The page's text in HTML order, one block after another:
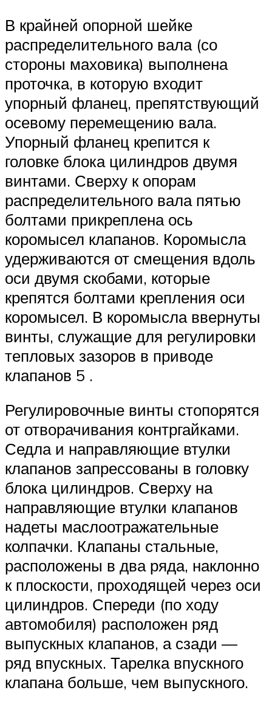
В крайней опорной шейке
распределительного вала (со
стороны маховика) выполнена
проточка, в которую входит
упорный фланец, препятствующий
осевому перемещению вала.
Упорный фланец крепится к
головке блока цилиндров двумя
винтами. Сверху к опорам
распределительного вала пятью
болтами прикреплена ось
коромысел клапанов. Коромысла
удерживаются от смещения вдоль
оси двумя скобами, которые
крепятся болтами крепления оси
коромысел. В коромысла ввернуты
винты, служащие для регулировки
тепловых зазоров в приводе
клапанов 5 .
Регулировочные винты стопорятся
от отворачивания контргайками.
Седла и направляющие втулки
клапанов запрессованы в головку
блока цилиндров. Сверху на
направляющие втулки клапанов
надеты маслоотражательные
колпачки. Клапаны стальные,
расположены в два ряда, наклонно
к плоскости, проходящей через оси
цилиндров. Спереди (по ходу
автомобиля) расположен ряд
выпускных клапанов, а сзади —
ряд впускных. Тарелка впускного
клапана больше, чем выпускного.